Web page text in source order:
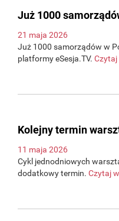
Już 1000
21 maja 2026
Już 1000 samorządów w
platformy eSesja.TV. Czytaj
Kolejny termin
11 maja 2026
Cykl jednodniowych
dodatkowy termin. Czytaj